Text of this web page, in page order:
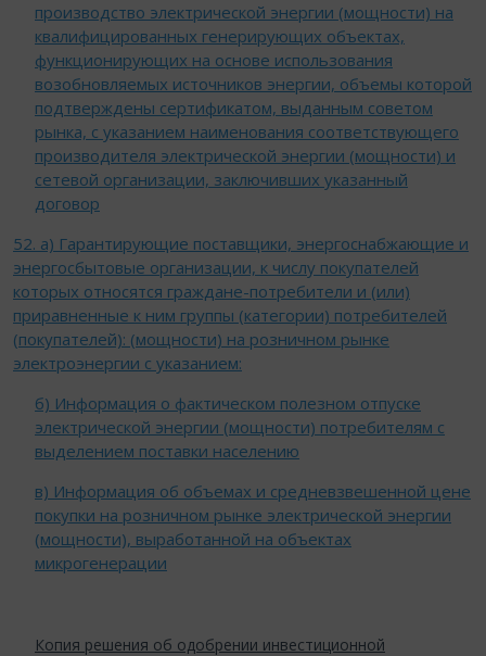
производство электрической энергии (мощности) на
квалифицированных генерирующих объектах,
функционирующих на основе использования
возобновляемых источников энергии, объемы которой
подтверждены сертификатом, выданным советом
рынка, с указанием наименования соответствующего
производителя электрической энергии (мощности) и
сетевой организации, заключивших указанный
договор
52. а) Гарантирующие поставщики, энергоснабжающие и
энергосбытовые организации, к числу покупателей
которых относятся граждане-потребители и (или)
приравненные к ним группы (категории) потребителей
(покупателей): (мощности) на розничном рынке
электроэнергии с указанием:
б) Информация о фактическом полезном отпуске
электрической энергии (мощности) потребителям с
выделением поставки населению
в) Информация об объемах и средневзвешенной цене
покупки на розничном рынке электрической энергии
(мощности), выработанной на объектах
микрогенерации
Копия решения об одобрении инвестиционной